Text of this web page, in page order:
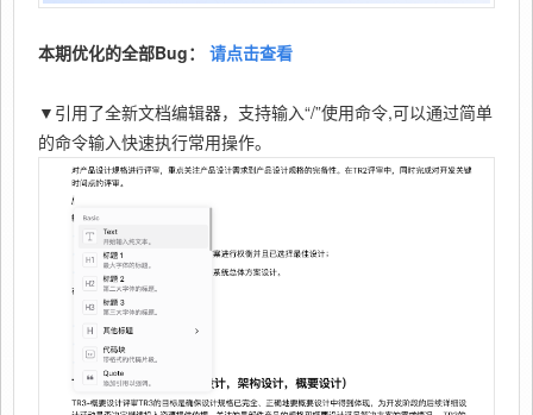
本期优化的全部Bug： 请点击查看
▼引用了全新文档编辑器，支持输入“/”使用命令,可以通过简单
的命令输入快速执行常用操作。